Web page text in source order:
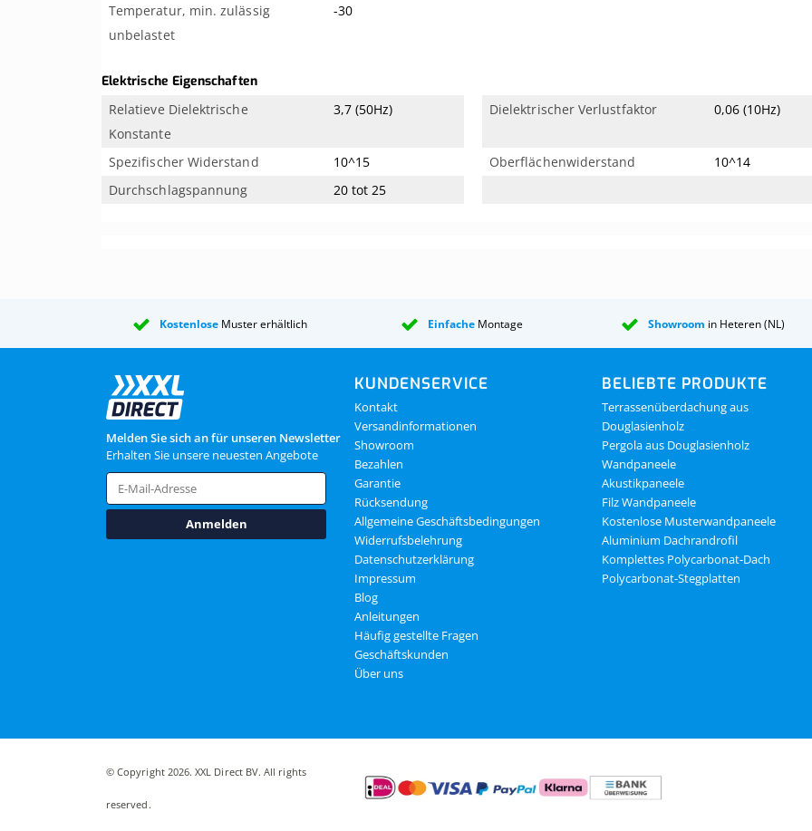
Temperatur, min. zulässig
unbelastet
-30
Elektrische Eigenschaften
Relatieve Dielektrische
Konstante
3,7 (50Hz) Dielektrischer Verlustfaktor 0,06 (10Hz)
Spezifischer Widerstand 10^15 Oberflächenwiderstand
10^14
Durchschlagspannung
20 tot 25
Kostenlose Muster erhältlich EinfacheMontage Showroom in Heteren (NL)
Melden Sie sich an für unseren Newsletter
Erhalten Sie unsere neuesten Angebote
Anmelden
KUNDENSERVICE
Kontakt
Versandinformationen
Showroom
Bezahlen
Garantie
Rücksendung
Allgemeine Geschäftsbedingungen
Widerrufsbelehrung
Datenschutzerklärung
Impressum
Blog
Anleitungen
Häufig gestellte Fragen
Geschäftskunden
Über uns
BELIEBTE PRODUKTE
Terrassenüberdachung aus
Douglasienholz
Pergola aus Douglasienholz
Wandpaneele
Akustikpaneele
Filz Wandpaneele
Kostenlose Musterwandpaneele
Aluminium Dachrandrofil
Komplettes Polycarbonat-Dach
Polycarbonat-Stegplatten
© Copyright 2026. XXL Direct BV. All rights
reserved.